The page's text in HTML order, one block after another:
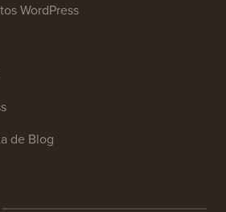
WordPress
de Blog